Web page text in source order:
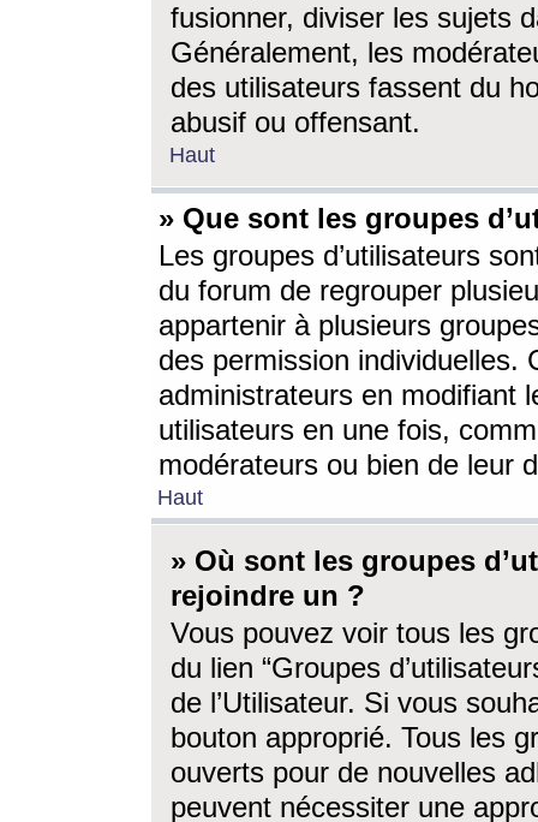
fusionner, diviser les sujets
Généralement, les
des utilisateurs fassent du
abusif ou offensant.
Haut
» Que sont les groupes
Les groupes d’utilisateurs
du forum de regrouper
appartenir à plusieurs
des permission individuelles.
administrateurs en modifiant
utilisateurs en une fois,
modérateurs ou bien de leur
Haut
» Où sont les groupes
rejoindre un ?
Vous pouvez voir tous les
du lien “Groupes
de l’Utilisateur. Si vous
bouton approprié. Tous les
ouverts pour de nouvelles
peuvent nécessiter une